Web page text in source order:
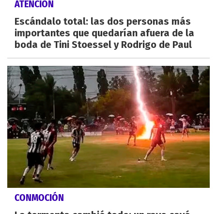
ATENCIÓN
Escándalo total: las dos personas más
importantes que quedarían afuera de la
boda de Tini Stoessel y Rodrigo de Paul
CONMOCIÓN